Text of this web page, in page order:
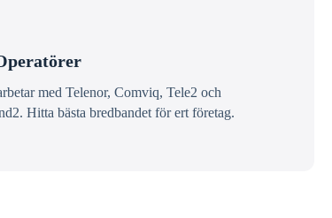
med Telenor, Comviq, Tele2 och
Hitta bästa bredbandet för ert företag.